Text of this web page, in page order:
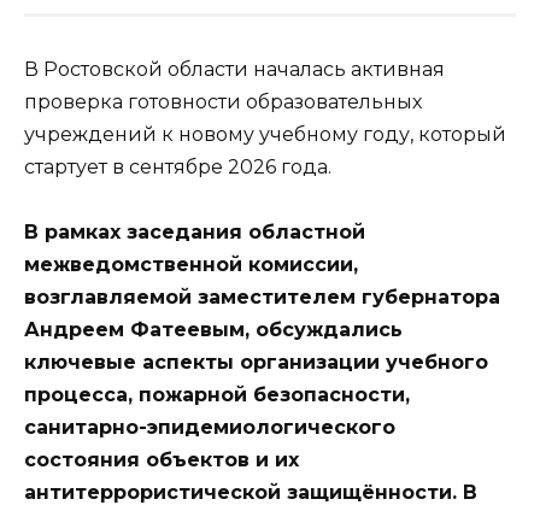
В Ростовской области началась активная
проверка готовности образовательных
учреждений к новому учебному году, который
стартует в сентябре 2026 года.
В рамках заседания областной
межведомственной комиссии,
возглавляемой заместителем губернатора
Андреем Фатеевым, обсуждались
ключевые аспекты организации учебного
процесса, пожарной безопасности,
санитарно-эпидемиологического
состояния объектов и их
антитеррористической защищённости. В